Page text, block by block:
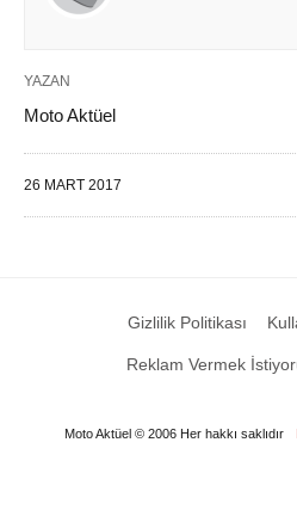
YAZAN
Moto Aktüel
26 MART 2017
Gizlilik Politikası
Reklam Vermek
Moto Aktüel © 2006 Her hakkı saklıdır